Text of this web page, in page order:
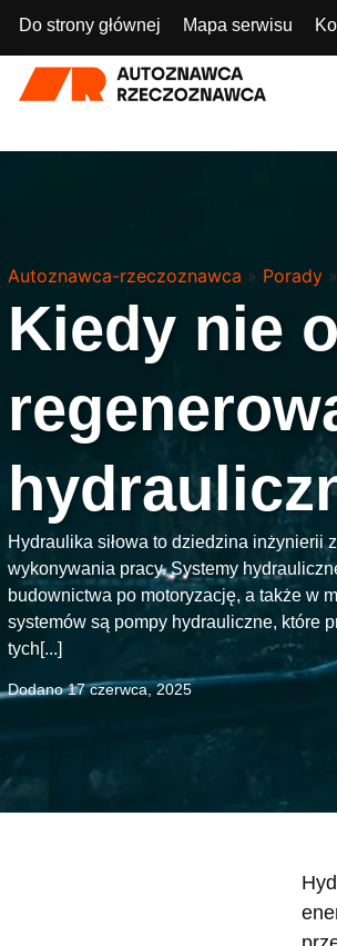
Do strony głównej Mapa serwisu
Autoznawca-rzeczoznawca » Porady »
Kiedy nie
Hydraulika siłowa to dziedzina inżynierii
wykonywania pracy. Systemy
budownictwa po motoryzację, a także w
systemów są pompy hydrauliczne, które
tych[...]
Dodano 17 czerwca, 2025